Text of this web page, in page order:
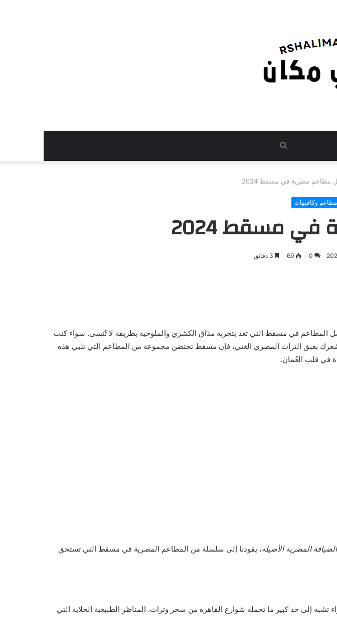
بحث
مطاعم مصرية في مسقط 2024
مطاعم وكافيهات
مسقط 2024
0
69
المطاعم في مسقط التي تعد بتجربة مذاق الكشري والملوخية بطريقة لا تُنسى. سواء كنت
بعبق التراث المصري الغني، فإن مسقط تحتضن مجموعة من المطاعم التي تلبي هذه
في قلب العُمان.
المصرية الأصيلة، يقودنا إلى سلسلة من المطاعم المصرية في مسقط التي تستحق
إلى حد كبير ما تحمله شوارع القاهرة من سحر وتراث. المناظر الطبيعية الخلابة التي